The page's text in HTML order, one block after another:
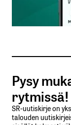
Tilaa
Lähetä
Pysy
rytmissä!
SR-uutiskirje on
talouden